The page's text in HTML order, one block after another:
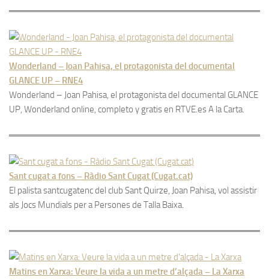
Wonderland – Joan Pahisa, el protagonista del documental
GLANCE UP – RNE4
Wonderland – Joan Pahisa, el protagonista del documental GLANCE
UP, Wonderland online, completo y gratis en RTVE.es A la Carta.
Sant cugat a fons – Ràdio Sant Cugat (Cugat.cat)
El palista santcugatenc del club Sant Quirze, Joan Pahisa, vol assistir
als Jocs Mundials per a Persones de Talla Baixa.
Matins en Xarxa: Veure la vida a un metre d’alçada – La Xarxa